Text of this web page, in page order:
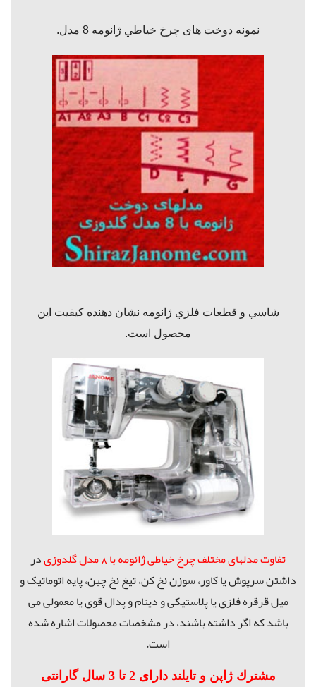
نمونه دوخت های چرخ خياطي ژانومه 8 مدل.
شاسي و قطعات فلزي ژانومه نشان دهنده كيفيت اين
محصول است.
تفاوت مدلهای مختلف چرخ خیاطی ژانومه با 8 مدل گلدوزی
در
داشتن سرپوش یا کاور، سوزن نخ کن، تیغ نخ چین، پایه اتوماتیک و
میل قرقره فلزی یا پلاستیکی و دینام و پدال قوی یا معمولی می
باشد که اگر داشته باشند، در مشخصات محصولات اشاره شده
است.
مشترك ژاپن و تايلند دارای 2 تا 3 سال گارانتی